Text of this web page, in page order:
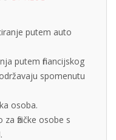
putem auto
putem financijskog
spomenutu
osoba.
fizičke osobe s